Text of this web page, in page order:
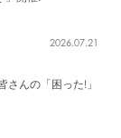
2026.07.21
んの「困った!」